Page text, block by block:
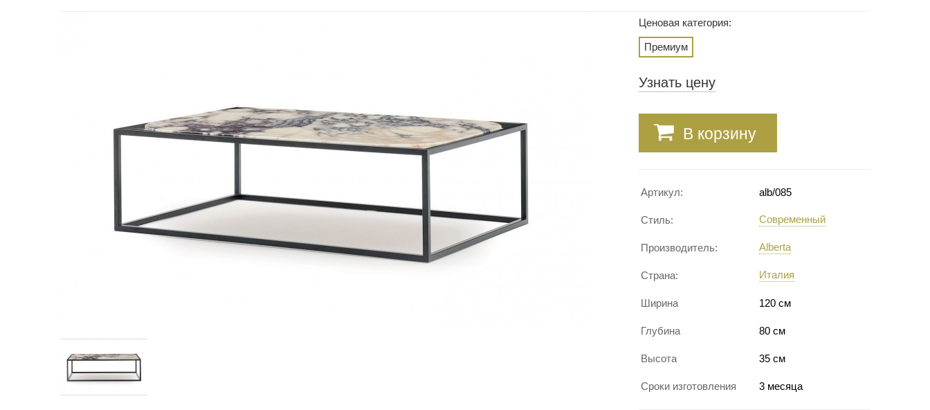
Ценовая категория:
Премиум
Узнать цену
В корзину
Артикул: alb/085
Стиль: Современный
Производитель: Alberta
Страна: Италия
Ширина 120 см
Глубина 80 см
Высота 35 см
Сроки изготовления 3 месяца